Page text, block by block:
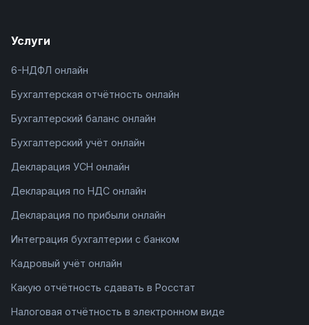
Услуги
6-НДФЛ онлайн
Бухгалтерская отчётность онлайн
Бухгалтерский баланс онлайн
Бухгалтерский учёт онлайн
Декларация УСН онлайн
Декларация по НДС онлайн
Декларация по прибыли онлайн
Интеграция бухгалтерии с банком
Кадровый учёт онлайн
Какую отчётность сдавать в Росстат
Налоговая отчётность в электронном виде